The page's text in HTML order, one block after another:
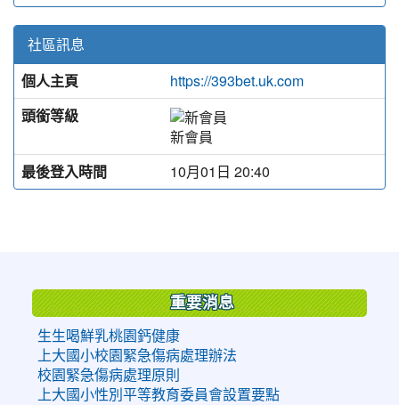
社區訊息
個人主頁
https://393bet.uk.com
頭銜等級
新會員
最後登入時間
10月01日 20:40
重要消息
生生喝鮮乳桃園鈣健康
上大國小校園緊急傷病處理辦法
校園緊急傷病處理原則
上大國小性別平等教育委員會設置要點